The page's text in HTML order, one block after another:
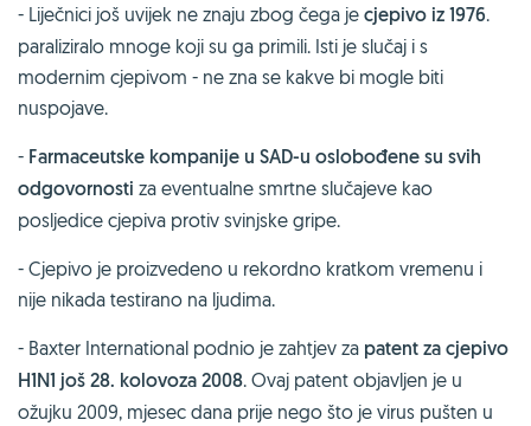
- Liječnici još uvijek ne znaju zbog čega je cjepivo iz 1976.
paraliziralo mnoge koji su ga primili. Isti je slučaj i s
modernim cjepivom - ne zna se kakve bi mogle biti
nuspojave.
- Farmaceutske kompanije u SAD-u oslobođene su svih
odgovornosti za eventualne smrtne slučajeve kao
posljedice cjepiva protiv svinjske gripe.
- Cjepivo je proizvedeno u rekordno kratkom vremenu i
nije nikada testirano na ljudima.
- Baxter International podnio je zahtjev za patent za cjepivo
H1N1 još 28. kolovoza 2008. Ovaj patent objavljen je u
ožujku 2009, mjesec dana prije nego što je virus pušten u